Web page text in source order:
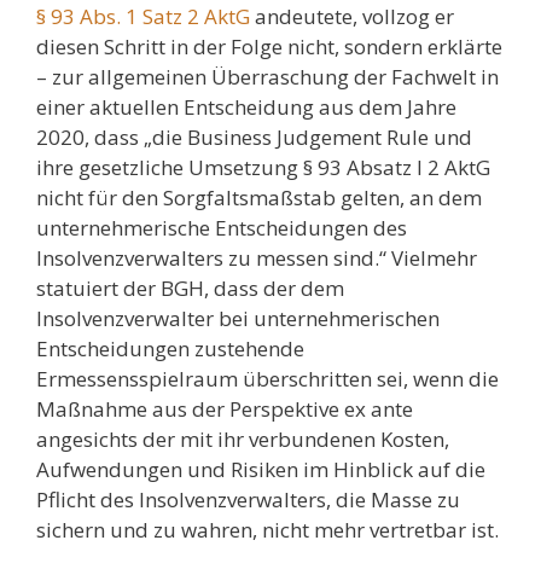
§ 93 Abs. 1 Satz 2 AktGandeutete, vollzog er
diesen Schritt in der Folge nicht, sondern erklärte
– zur allgemeinen Überraschung der Fachwelt in
einer aktuellen Entscheidung aus dem Jahre
2020, dass „die Business Judgement Rule und
ihre gesetzliche Umsetzung § 93 Absatz I 2 AktG
nicht für den Sorgfaltsmaßstab gelten, an dem
unternehmerische Entscheidungen des
Insolvenzverwalters zu messen sind.“ Vielmehr
statuiert der BGH, dass der dem
Insolvenzverwalter bei unternehmerischen
Entscheidungen zustehende
Ermessensspielraum überschritten sei, wenn die
Maßnahme aus der Perspektive ex ante
angesichts der mit ihr verbundenen Kosten,
Aufwendungen und Risiken im Hinblick auf die
Pflicht des Insolvenzverwalters, die Masse zu
sichern und zu wahren, nicht mehr vertretbar ist.